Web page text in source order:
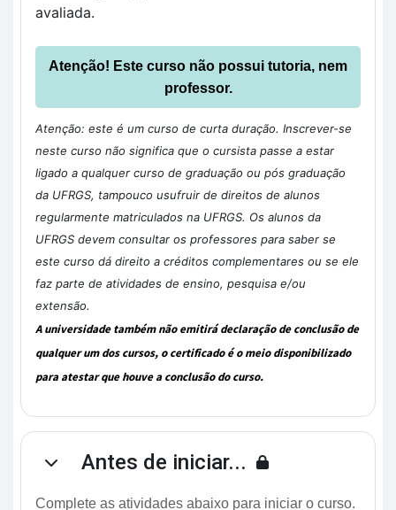
avaliada.
Atenção! Este curso não possui tutoria, nem
professor.
Atenção: este é um curso de curta duração. Inscrever-se
neste curso não significa que o cursista passe a estar
ligado a qualquer curso de graduação ou pós graduação
da UFRGS, tampouco usufruir de direitos de alunos
regularmente matriculados na UFRGS. Os alunos da
UFRGS devem consultar os professores para saber se
este curso dá direito a créditos complementares ou se ele
faz parte de atividades de ensino, pesquisa e/ou
extensão.
A universidade também não emitirá declaração de conclusão de
qualquer um dos cursos, o certificado é o meio disponibilizado
para atestar que houve a conclusão do curso.
ContrairAntes de iniciar...
Complete as atividades abaixo para iniciar o curso.